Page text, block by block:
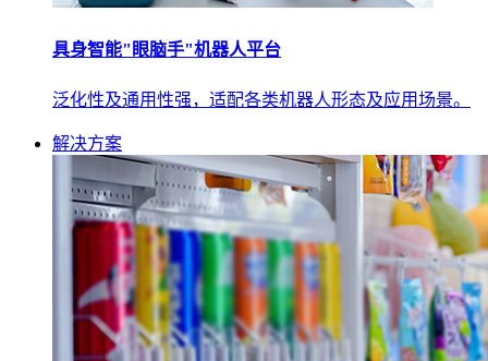
具身智能"眼脑手"机器人平台
泛化性及通用性强，适配各类机器人形态及应用场景。
解决方案